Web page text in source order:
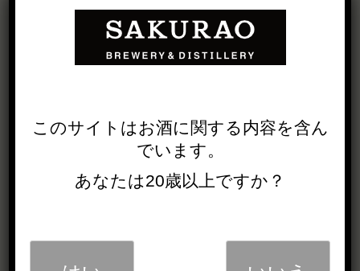
このサイトは お酒に関する内容を含ん
でいます。
あなたは20歳以上ですか？